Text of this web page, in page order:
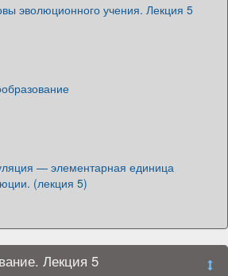
эволюционного учения. Лекция 5
— элементарная единица
(лекция 5)
Лекция 5